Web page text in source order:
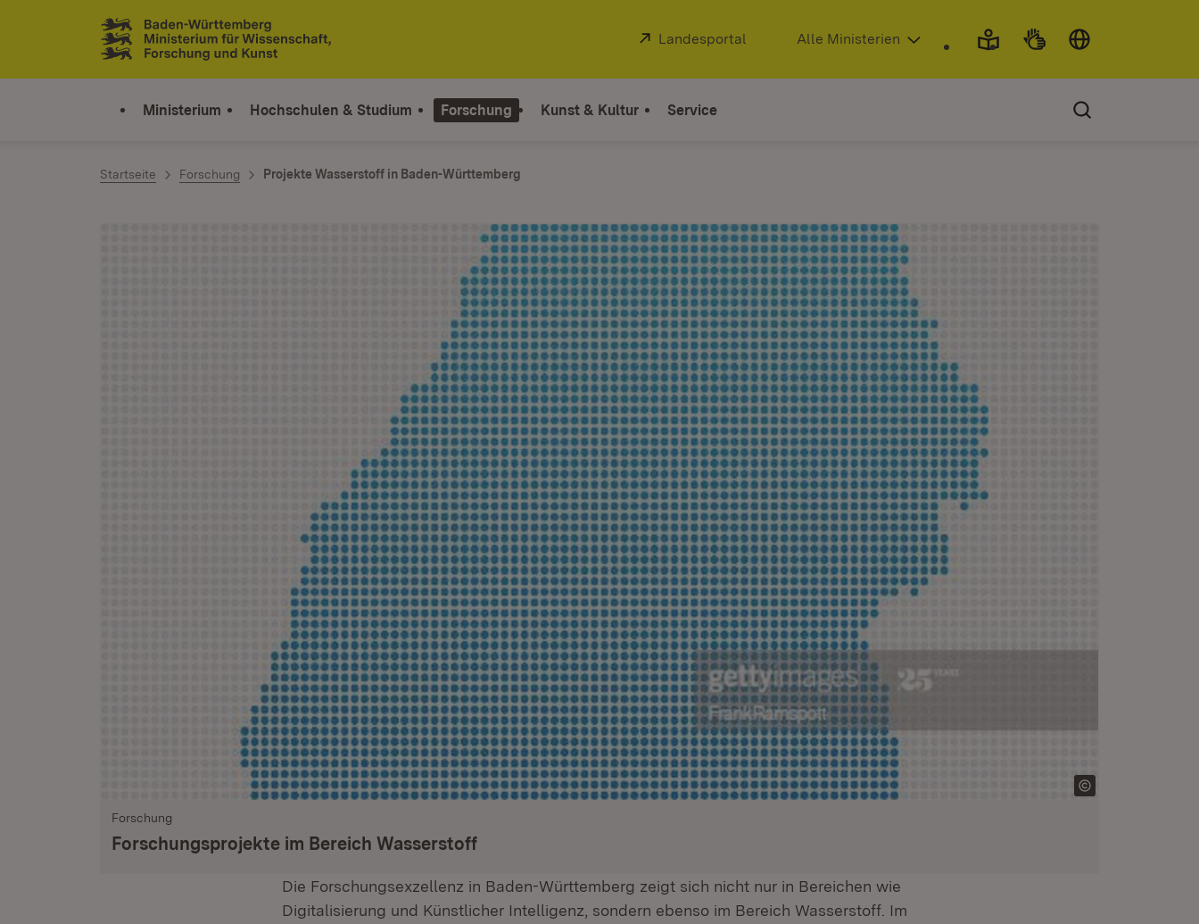
Zum Inhalt springen
Link zur Startseite
Extern:
Landesportal (Öffnet in neuem Fenster)
Alle Ministerien
Ministerium Hochschulen & Studium Forschung Kunst & Kultur Service
Startseite Forschung Projekte Wasserstoff in Baden-Württemberg
Forschung
Forschungsprojekte im Bereich Wasserstoff
Die Forschungsexzellenz in Baden-Württemberg zeigt sich nicht nur in Bereichen wie
Digitalisierung und Künstlicher Intelligenz, sondern ebenso im Bereich Wasserstoff. Im